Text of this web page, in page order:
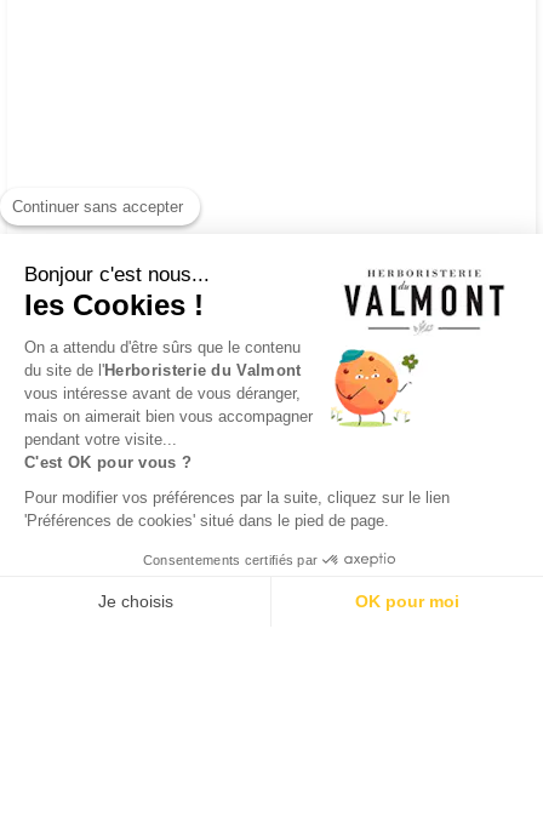
Continuer sans accepter
Bonjour c'est nous...
les Cookies !
On a attendu d'être sûrs que le contenu
du site de l'Herboristerie du Valmont
vous intéresse avant de vous déranger,
mais on aimerait bien vous accompagner
pendant votre visite...
C'est OK pour vous ?
Pour modifier vos préférences par la suite, cliquez sur le lien
'Préférences de cookies' situé dans le pied de page.
Consentements certifiés par
Je choisis OK pour moi